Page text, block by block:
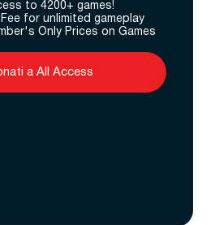
to 4200+ games!
for unlimited gameplay
Only Prices on Games
a All Access